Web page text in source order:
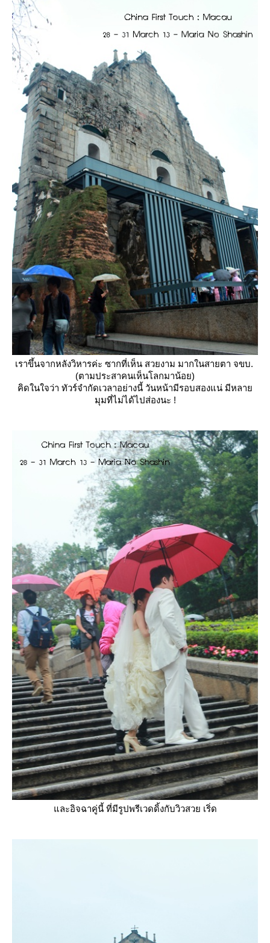
เราขึ้นจากหลังวิหารค่ะ ซากที่เห็น สวยงาม มากในสายตา จขบ.
(ตามประสาคนเห็นโลกมาน้อย)
คิดในใจว่า ทัวร์จำกัดเวลาอย่างนี้ วันหน้ามีรอบสองแน่ มีหลา
มุมที่ไม่ได้ไปส่องนะ !
ละอิจฉาคู่นี้ ที่มีรูปพรีเวดดิ้งกับวิวสวย เริ่ด